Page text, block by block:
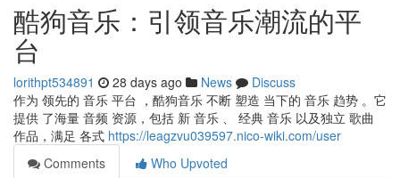
酷狗音乐：引领音乐潮流的平
台
lorithpt534891 28 days ago News
Discuss
作为 领先的 音乐 平台 ，酷狗音乐 不断 塑造 当下的 音乐 趋势 。它
提供 了海量 音频 资源，包括 新 音乐 、 经典 音乐 以及独立 歌曲
作品，满足 各式 https://leagzvu039597.nico-wiki.com/user
Comments
Who Upvoted